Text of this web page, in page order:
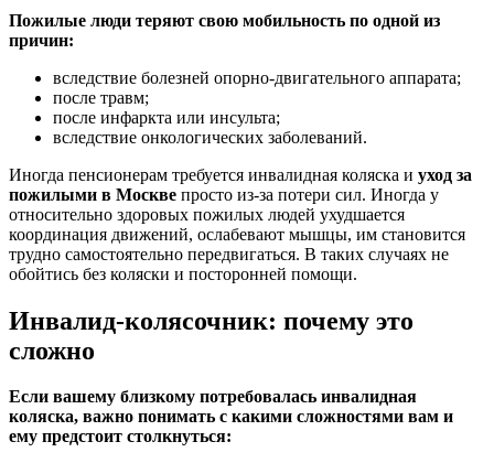
Пожилые люди теряют свою мобильность по одной из
причин:
вследствие болезней опорно-двигательного аппарата;
после травм;
после инфаркта или инсульта;
вследствие онкологических заболеваний.
Иногда пенсионерам требуется инвалидная коляска и уход за
пожилыми в Москве просто из-за потери сил. Иногда у
относительно здоровых пожилых людей ухудшается
координация движений, ослабевают мышцы, им становится
трудно самостоятельно передвигаться. В таких случаях не
обойтись без коляски и посторонней помощи.
Инвалид-колясочник: почему это
сложно
Если вашему близкому потребовалась инвалидная
коляска, важно понимать с какими сложностями вам и
ему предстоит столкнуться: